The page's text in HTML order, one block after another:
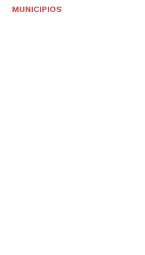
MUNICIPIOS